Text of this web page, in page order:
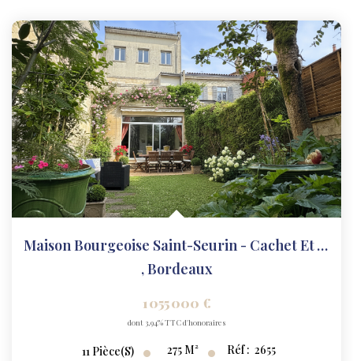
Maison Bourgeoise Saint-Seurin - Cachet Et Adresse...
,Bordeaux
1 055 000 €
dont 3,94% TTC d'honoraires
11 Pièce(s) 275 M² Réf : 2655